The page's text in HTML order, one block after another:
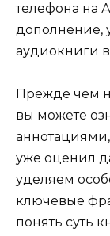
телефона на
дополнение,
аудиокниги
Прежде чем
вы можете
аннотациями,
уже оценил
уделяем
ключевые
понять суть